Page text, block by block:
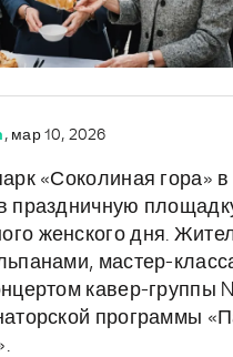
, мар 10, 2026
«Соколиная гора»
праздничную
женского дня.
мастер-
кавер-группы
программы